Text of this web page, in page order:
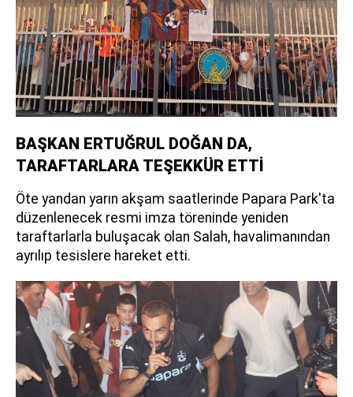
BAŞKAN ERTUĞRUL DOĞAN DA,
TARAFTARLARA TEŞEKKÜR ETTİ
Öte yandan yarın akşam saatlerinde Papara Park'ta
düzenlenecek resmi imza töreninde yeniden
taraftarlarla buluşacak olan Salah, havalimanından
ayrılıp tesislere hareket etti.